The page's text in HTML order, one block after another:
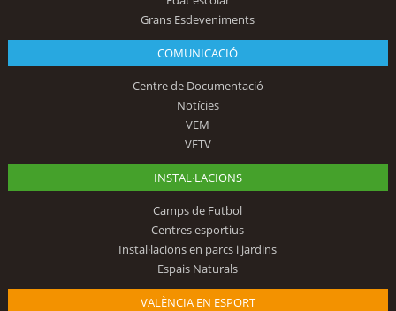
Grans Esdeveniments
COMUNICACIÓ
Centre de Documentació
Notícies
VEM
VETV
INSTAL·LACIONS
Camps de Futbol
Centres esportius
Instal·lacions en parcs i jardins
Espais Naturals
VALÈNCIA EN ESPORT